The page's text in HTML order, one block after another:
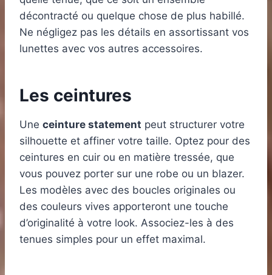
décontracté ou quelque chose de plus habillé.
Ne négligez pas les détails en assortissant vos
lunettes avec vos autres accessoires.
Les ceintures
Une ceinture statement peut structurer votre
silhouette et affiner votre taille. Optez pour des
ceintures en cuir ou en matière tressée, que
vous pouvez porter sur une robe ou un blazer.
Les modèles avec des boucles originales ou
des couleurs vives apporteront une touche
d’originalité à votre look. Associez-les à des
tenues simples pour un effet maximal.